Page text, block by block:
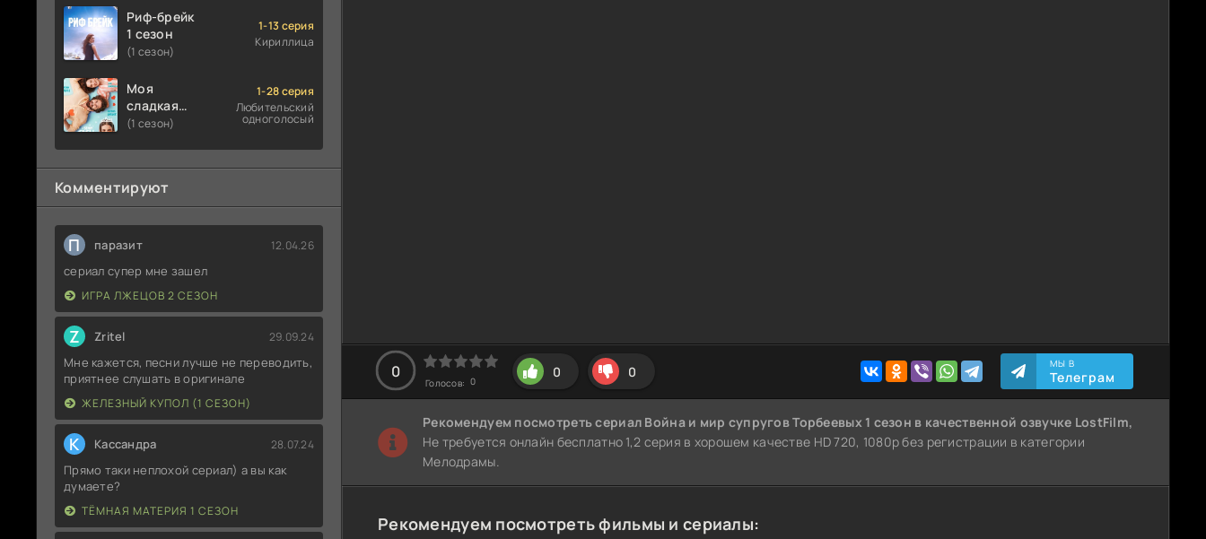
Риф-брейк
1 сезон
(1 сезон)
1-13 серия
Кириллица
Моя
сладкая
ложь 1
(1 сезон)
1-28 серия
Любительский
одноголосый
Комментируют
П паразит 12.04.26
сериал супер мне зашел
ИГРА ЛЖЕЦОВ 2 СЕЗОН
Z Zritel 29.09.24
Мне кажется, песни лучше не переводить,
приятнее слушать в оригинале
ЖЕЛЕЗНЫЙ КУПОЛ (1 СЕЗОН)
К Кассандра 28.07.24
Прямо таки неплохой сериал) а вы как
думаете?
ТЁМНАЯ МАТЕРИЯ 1 СЕЗОН
0
Голосов: 0
0 0 МЫ В
Телеграм
Рекомендуем посмотреть сериал Война и мир супругов Торбеевых 1 сезон в качественной озвучке LostFilm,
Не требуется онлайн бесплатно 1,2 серия в хорошем качестве HD 720, 1080p без регистрации в категории
Мелодрамы.
Рекомендуем посмотреть фильмы и сериалы: